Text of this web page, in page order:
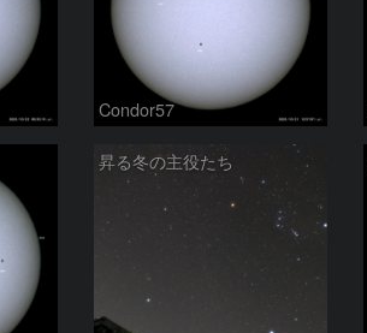
Condor57
昇る冬の主役たち